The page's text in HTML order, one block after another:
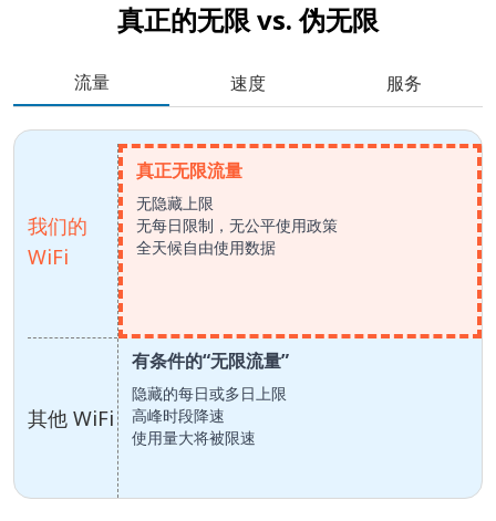
真正的无限 vs.伪无限
流量 速度 服务
我们的
WiFi
其他 WiFi
真正无限流量
无隐藏上限
无每日限制，无公平使用政策
全天候自由使用数据
有条件的“无限流量”
隐藏的每日或多日上限
高峰时段降速
使用量大将被限速